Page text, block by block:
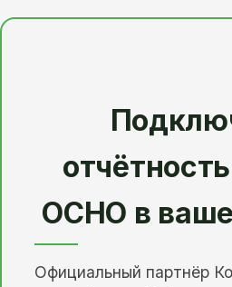
ОСНО в
Официальный партнёр